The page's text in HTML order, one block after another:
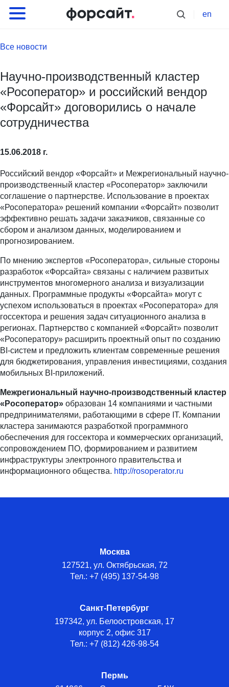
en
Все новости
Научно-производственный кластер
«Росоператор» и российский вендор
«Форсайт» договорились о начале
сотрудничества
15.06.2018 г.
Российский вендор «Форсайт» и Межрегиональный научно-
производственный кластер «Росоператор» заключили
соглашение о партнерстве. Использование в проектах
«Росоператора» решений компании «Форсайт» позволит
эффективно решать задачи заказчиков, связанные со
сбором и анализом данных, моделированием и
прогнозированием.
По мнению экспертов «Росоператора», сильные стороны
разработок «Форсайта» связаны с наличием развитых
инструментов многомерного анализа и визуализации
данных. Программные продукты «Форсайта» могут с
успехом использоваться в проектах «Росоператора» для
госсектора и решения задач ситуационного анализа в
регионах. Партнерство с компанией «Форсайт» позволит
«Росоператору» расширить проектный опыт по созданию
BI-систем и предложить клиентам современные решения
для бюджетирования, управления инвестициями, создания
мобильных BI-приложений.
Межрегиональный научно-производственный кластер
«Росоператор» образован 14 компаниями и частными
предпринимателями, работающими в сфере IT. Компании
кластера занимаются разработкой программного
обеспечения для госсектора и коммерческих организаций,
сопровождением ПО, формированием и развитием
инфраструктуры электронного правительства и
информационного общества. http://rosoperator.ru
Москва
127521, ул. Октябрьская, 72
Тел.: +7 (495) 137-54-98
Санкт-Петербург
197342, ул. Белоостровская, 17
корпус 2, офис 317
Тел.: +7 (812) 426-98-54
Пермь